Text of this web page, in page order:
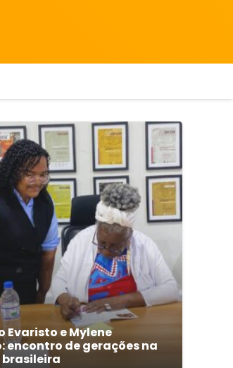
Evaristo e Mylene
encontro de gerações na